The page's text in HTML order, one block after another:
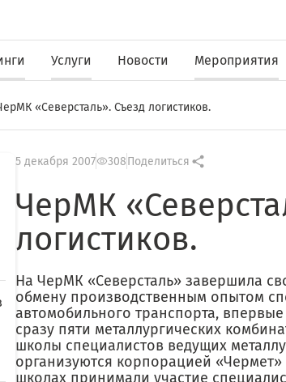
Услуги Новости Мероприятия
«Северсталь». Съезд логистиков.
5 декабря 2007 308Поделиться
ЧерМК
логистиков.
На ЧерМК «Северсталь» завершила
обмену производственным опытом
автомобильного транспорта,
сразу пяти металлургических
школы специалистов ведущих
организуются корпорацией «Чермет»
школах принимали участие